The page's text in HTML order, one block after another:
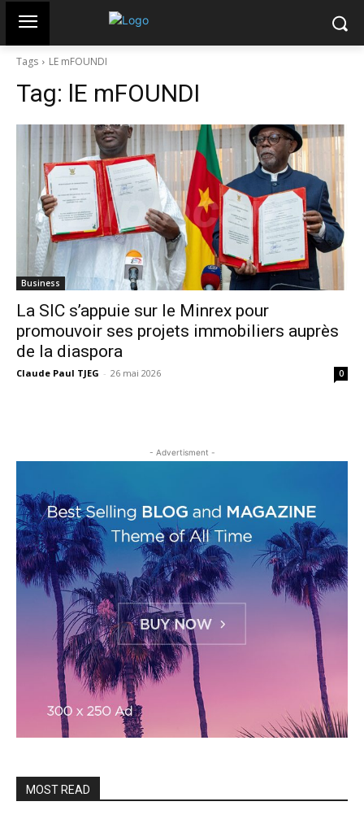
Tags LE mFOUNDI
Tag: lE mFOUNDI
Business
La SIC s’appuie sur le Minrex pour
promouvoir ses projets immobiliers auprès
de la diaspora
Claude Paul TJEG - 26 mai 2026 0
- Advertisment -
MOST READ